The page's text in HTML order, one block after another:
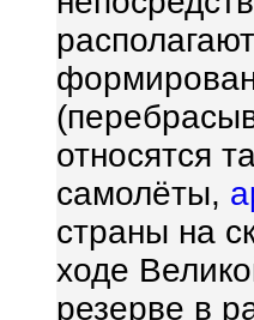
относятся
самолёты,
страны на
ходе
резерве в